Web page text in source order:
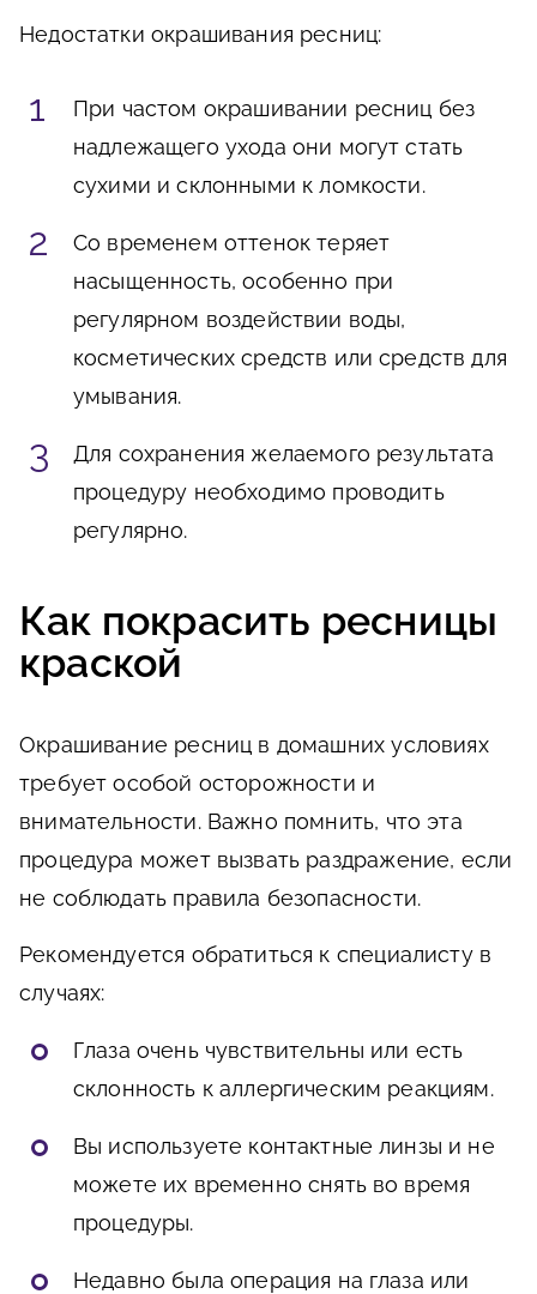
Недостатки окрашивания ресниц:
При частом окрашивании ресниц без
надлежащего ухода они могут стать
сухими и склонными к ломкости.
Со временем оттенок теряет
насыщенность, особенно при
регулярном воздействии воды,
косметических средств или средств для
умывания.
Для сохранения желаемого результата
процедуру необходимо проводить
регулярно.
Как покрасить ресницы
краской
Окрашивание ресниц в домашних условиях
требует особой осторожности и
внимательности. Важно помнить, что эта
процедура может вызвать раздражение, если
не соблюдать правила безопасности.
Рекомендуется обратиться к специалисту в
случаях:
Глаза очень чувствительны или есть
склонность к аллергическим реакциям.
Вы используете контактные линзы и не
можете их временно снять во время
процедуры.
Недавно была операция на глаза или